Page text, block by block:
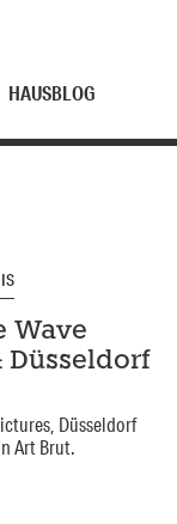
HAUSBLOG
Wave
Düsseldorf
Düsseldorf
Art Brut.